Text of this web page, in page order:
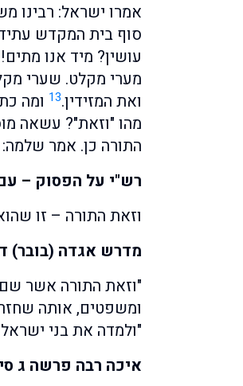
אמרו ישראל: רבינו
סוף בית המקדש
עושין? מיד אנו
מערי מקלט. שערי
ואת המזידין.13 ומה
מהו "וזאת"? עשאה
התורה כן. אמר
רש"י על הפסוק –
וזאת התורה – זו
מדרש אגדה (בובר)
"וזאת התורה אשר
ומשפטים, אותה
"ולמדה את בני
איכה רבה פרשה ג